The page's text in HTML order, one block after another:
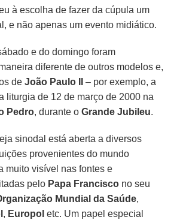
à escolha de fazer da cúpula um
e não apenas um evento midiático.
e do domingo foram
diferente de outros modelos e,
deJoão Paulo II
– por exemplo, a
liturgia de 12 de março de 2000 na
Pedro, durante oGrande Jubileu.
sinodal está aberta a diversos
provenientes do mundo
muito visível nas fontes e
pelo Papa Francisco no seu
Mundial da Saúde,
, Europol etc. Um papel especial